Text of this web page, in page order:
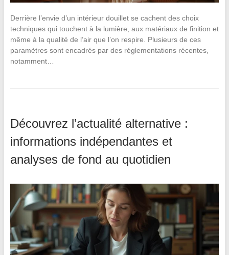
Derrière l’envie d’un intérieur douillet se cachent des choix
techniques qui touchent à la lumière, aux matériaux de finition et
même à la qualité de l’air que l’on respire. Plusieurs de ces
paramètres sont encadrés par des réglementations récentes,
notamment…
Découvrez l’actualité alternative :
informations indépendantes et
analyses de fond au quotidien